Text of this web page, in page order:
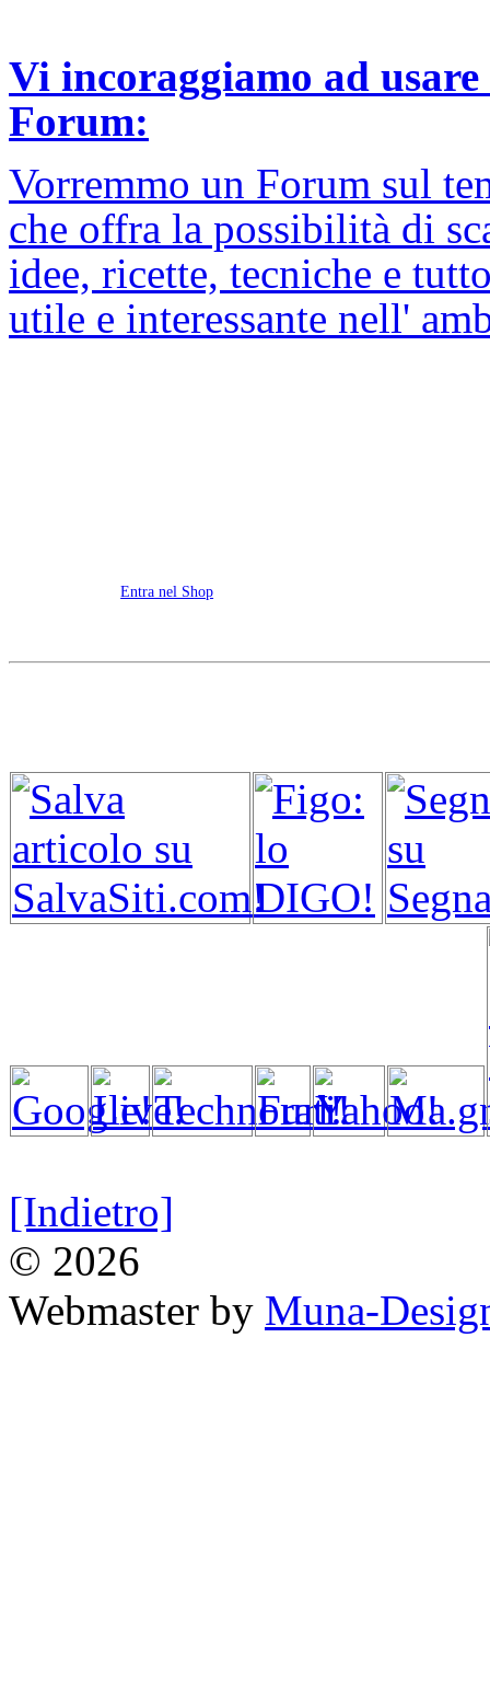
Vi incoraggiamo ad
Forum:
Vorremmo un Forum sul
che offra la possibilità di
idee, ricette, tecniche e
utile e interessante nell'
Entra nel Shop
[Indietro]
© 2026
Webmaster by Muna-